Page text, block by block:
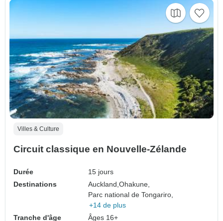
Villes & Culture
Circuit classique en Nouvelle-Zélande
Durée
15 jours
Destinations
Auckland,Ohakune,
Parc national de Tongariro,
+14 de plus
Tranche d'âge
Âges 16+